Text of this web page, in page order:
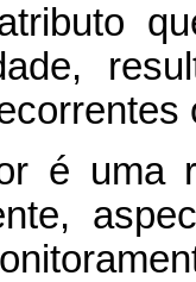
é uma